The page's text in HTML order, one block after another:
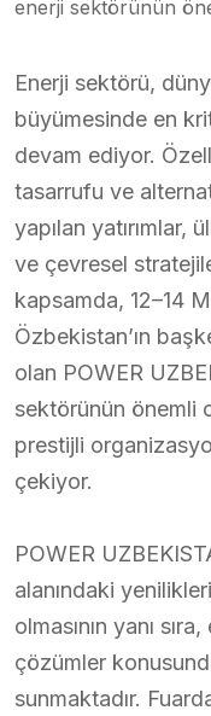
enerji sektörünün
Enerji sektörü,
büyümesinde en
devam ediyor.
tasarrufu ve
yapılan yatırımlar,
ve çevresel
kapsamda, 12–14
Özbekistan’ın
olan POWER
sektörünün önemli
prestijli
çekiyor.
POWER
alanındaki
olmasının yanı
çözümler
sunmaktadır.